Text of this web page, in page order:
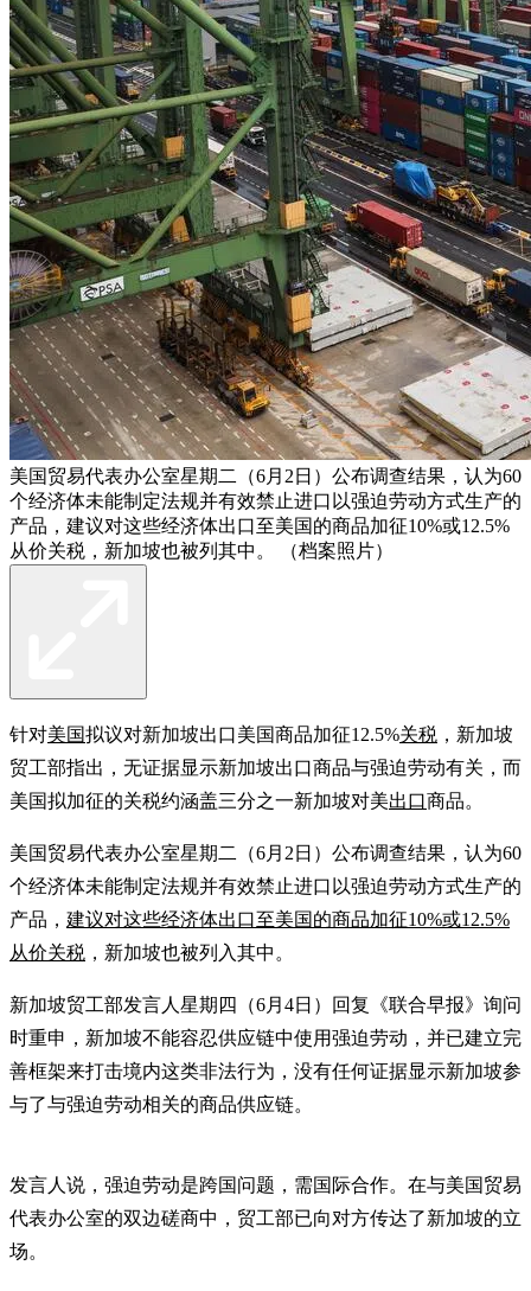
美国贸易代表办公室星期二（6月2日）公布调查结果，认为60
个经济体未能制定法规并有效禁止进口以强迫劳动方式生产的
产品，建议对这些经济体出口至美国的商品加征10%或12.5%
从价关税，新加坡也被列其中。 （档案照片）
针对美国拟议对新加坡出口美国商品加征12.5%关税 ，新加坡
贸工部指出，无证据显示新加坡出口商品与强迫劳动有关，而
美国拟加征的关税约涵盖三分之一新加坡对美出口商品。
美国贸易代表办公室星期二（6月2日）公布调查结果，认为60
个经济体未能制定法规并有效禁止进口以强迫劳动方式生产的
产品， 建议对这些经济体出口至美国的商品加征10%或12.5%
从价关税 ，新加坡也被列入其中。
新加坡贸工部发言人星期四（6月4日）回复《联合早报》询问
时重申，新加坡不能容忍供应链中使用强迫劳动，并已建立完
善框架来打击境内这类非法行为，没有任何证据显示新加坡参
与了与强迫劳动相关的商品供应链。
发言人说，强迫劳动是跨国问题，需国际合作。在与美国贸易
代表办公室的双边磋商中，贸工部已向对方传达了新加坡的立
场。